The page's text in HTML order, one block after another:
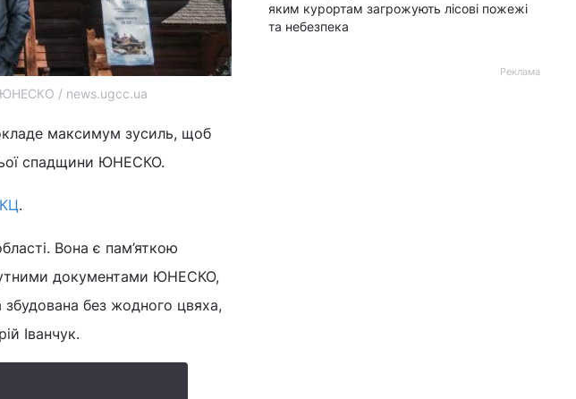
ЮНЕСКО / news.ugcc.ua
максимум зусиль, щоб
спадщини ЮНЕСКО.
.
Вона є пам’яткою
документами ЮНЕСКО,
збудована без жодного цвяха,
Іванчук.
яким курортам загрожують лісові пожежі
та небезпека
Реклама